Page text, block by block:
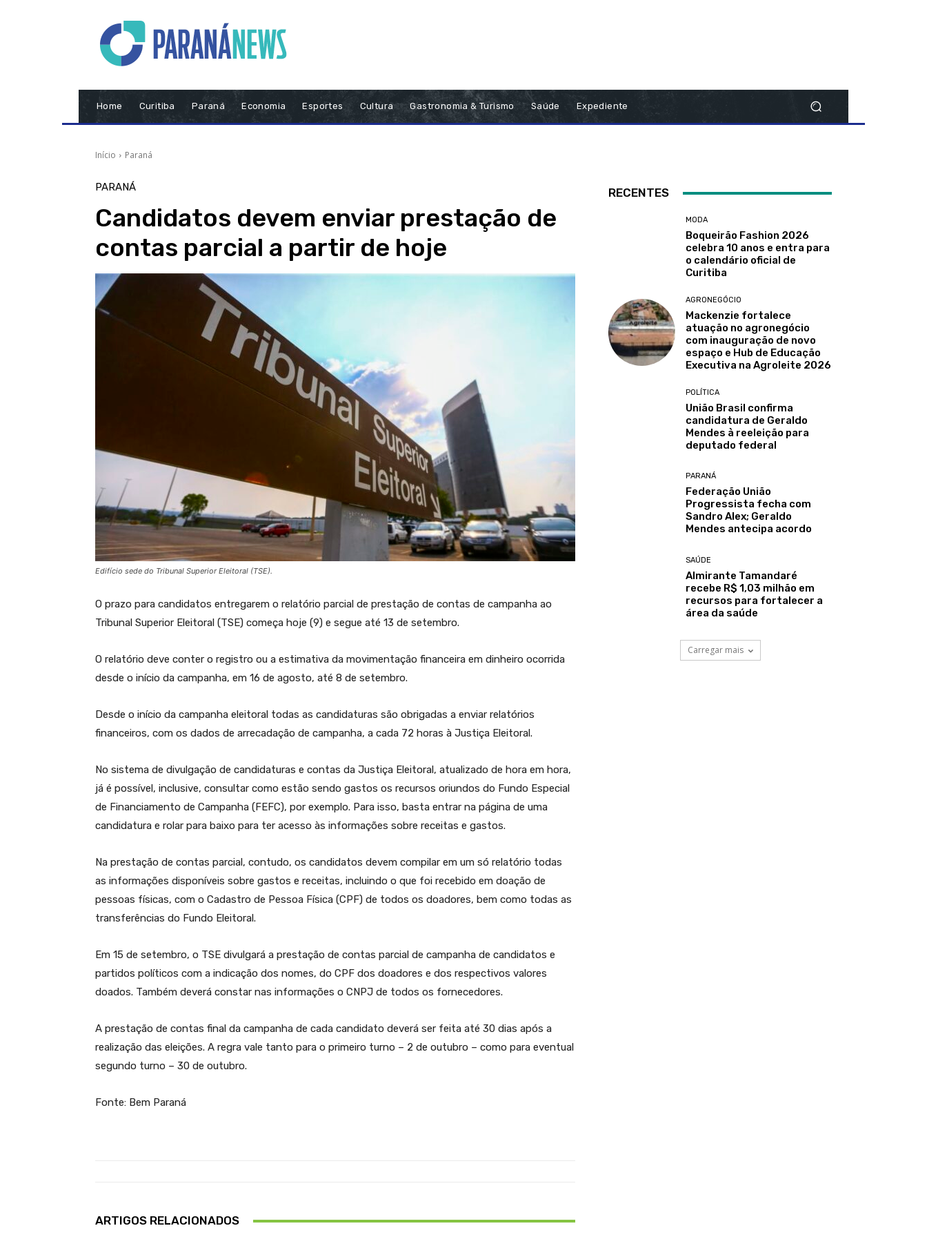
Home Curitiba Paraná Economia Esportes Cultura Gastronomia & Turismo Saúde Expediente
Início Paraná
PARANÁ
Candidatos devem enviar prestação de
contas parcial a partir de hoje
Edifício sede do Tribunal Superior Eleitoral (TSE).
O prazo para candidatos entregarem o relatório parcial de prestação de contas de campanha ao
Tribunal Superior Eleitoral (TSE) começa hoje (9) e segue até 13 de setembro.
O relatório deve conter o registro ou a estimativa da movimentação financeira em dinheiro ocorrida
desde o início da campanha, em 16 de agosto, até 8 de setembro.
Desde o início da campanha eleitoral todas as candidaturas são obrigadas a enviar relatórios
financeiros, com os dados de arrecadação de campanha, a cada 72 horas à Justiça Eleitoral.
No sistema de divulgação de candidaturas e contas da Justiça Eleitoral, atualizado de hora em hora,
já é possível, inclusive, consultar como estão sendo gastos os recursos oriundos do Fundo Especial
de Financiamento de Campanha (FEFC), por exemplo. Para isso, basta entrar na página de uma
candidatura e rolar para baixo para ter acesso às informações sobre receitas e gastos.
Na prestação de contas parcial, contudo, os candidatos devem compilar em um só relatório todas
as informações disponíveis sobre gastos e receitas, incluindo o que foi recebido em doação de
pessoas físicas, com o Cadastro de Pessoa Física (CPF) de todos os doadores, bem como todas as
transferências do Fundo Eleitoral.
Em 15 de setembro, o TSE divulgará a prestação de contas parcial de campanha de candidatos e
partidos políticos com a indicação dos nomes, do CPF dos doadores e dos respectivos valores
doados. Também deverá constar nas informações o CNPJ de todos os fornecedores.
A prestação de contas final da campanha de cada candidato deverá ser feita até 30 dias após a
realização das eleições. A regra vale tanto para o primeiro turno – 2 de outubro – como para eventual
segundo turno – 30 de outubro.
Fonte: Bem Paraná
ARTIGOS RELACIONADOS
RECENTES
MODA
Boqueirão Fashion 2026
celebra 10 anos e entra para
o calendário oficial de
Curitiba
AGRONEGÓCIO
Mackenzie fortalece
atuação no agronegócio
com inauguração de novo
espaço e Hub de Educação
Executiva na Agroleite 2026
POLÍTICA
União Brasil confirma
candidatura de Geraldo
Mendes à reeleição para
deputado federal
PARANÁ
Federação União
Progressista fecha com
Sandro Alex; Geraldo
Mendes antecipa acordo
SAÚDE
Almirante Tamandaré
recebe R$ 1,03 milhão em
recursos para fortalecer a
área da saúde
Carregar mais